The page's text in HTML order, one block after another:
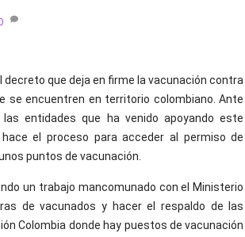
decreto que deja en firme la vacunación contra
se encuentren en territorio colombiano. Ante
entidades que ha venido apoyando este
el proceso para acceder al permiso de
puntos de vacunación.
un trabajo mancomunado con el Ministerio
de vacunados y hacer el respaldo de las
Colombia donde hay puestos de vacunación